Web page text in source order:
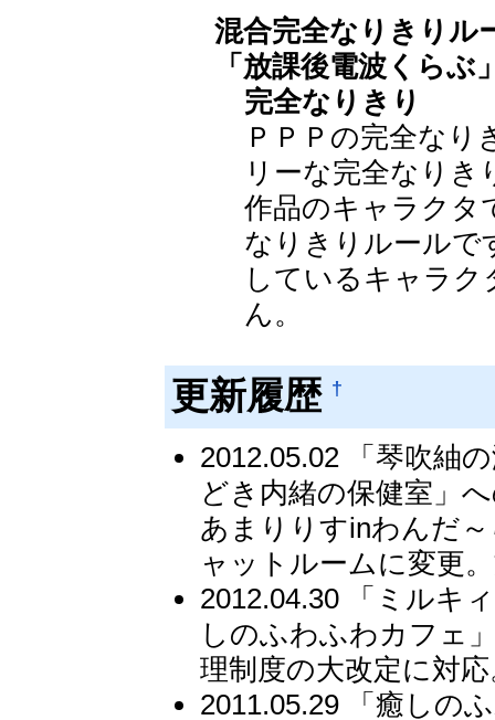
混合完全なりきりル
「放課後電波くらぶ
完全なりきり
ＰＰＰの完全な
リーな完全なりき
作品のキャラクタ
なりきりルールで
しているキャラ
ん。
更新履歴 †
2012.05.02 「琴吹紬
どき内緒の保健室」
あまりりすinわんだ
ャットルームに変更
2012.04.30 「ミルキ
しのふわふわカフェ
理制度の大改定に対
2011.05.29 「癒しの